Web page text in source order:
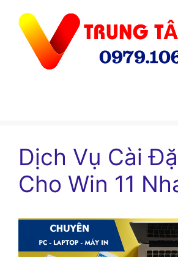
Dịch Vụ Cài
Cho Win 11